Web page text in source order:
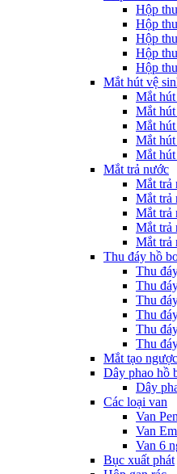
Hộp
Hộp
Hộp
Hộp
Hộp
Mắt hút vệ
Mắt
Mắt
Mắt
Mắt
Mắt
Mắt trả nước
Mắt trả
Mắt trả
Mắt trả
Mắt trả
Mắt trả
Thu đáy hồ
Thu
Thu
Thu
Thu
Thu
Thu
Mắt tạo
Dây phao hồ
Dây
Các loại van
Van
Van
Van 6
Bục xuất phát